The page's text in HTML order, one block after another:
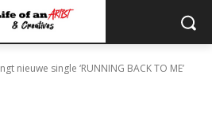
nieuwe single ‘RUNNING BACK TO ME’